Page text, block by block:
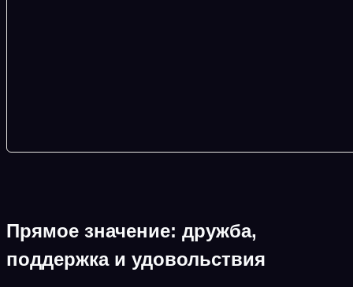
Прямое значение: дружба,
поддержка и удовольствия